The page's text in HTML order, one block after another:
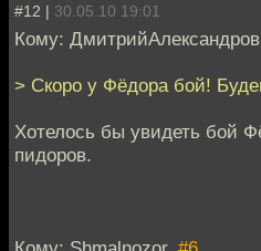
#12 | 30.05.10 19:01
Кому:
> Скоро у Фёдора бой!
Хотелось бы увидеть бой
пидоров.